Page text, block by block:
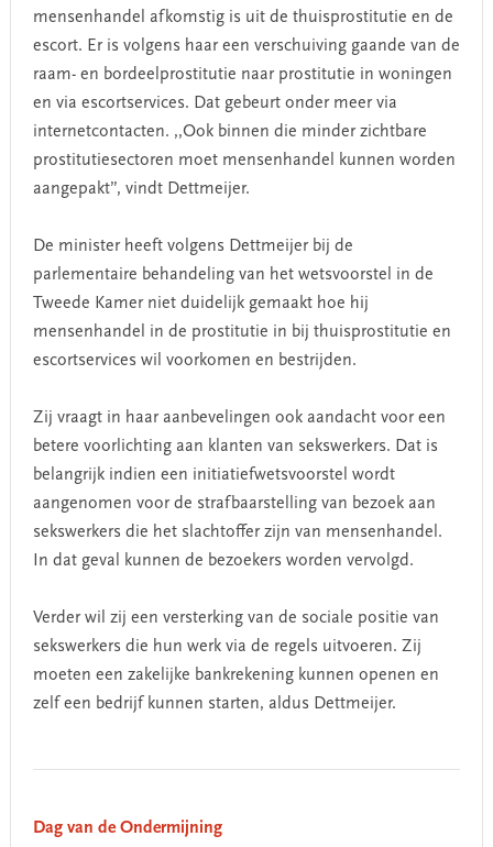
mensenhandel afkomstig is uit de thuisprostitutie en de
escort. Er is volgens haar een verschuiving gaande van de
raam- en bordeelprostitutie naar prostitutie in woningen
en via escortservices. Dat gebeurt onder meer via
internetcontacten. ,,Ook binnen die minder zichtbare
prostitutiesectoren moet mensenhandel kunnen worden
aangepakt”, vindt Dettmeijer.
De minister heeft volgens Dettmeijer bij de
parlementaire behandeling van het wetsvoorstel in de
Tweede Kamer niet duidelijk gemaakt hoe hij
mensenhandel in de prostitutie in bij thuisprostitutie en
escortservices wil voorkomen en bestrijden.
Zij vraagt in haar aanbevelingen ook aandacht voor een
betere voorlichting aan klanten van sekswerkers. Dat is
belangrijk indien een initiatiefwetsvoorstel wordt
aangenomen voor de strafbaarstelling van bezoek aan
sekswerkers die het slachtoffer zijn van mensenhandel.
In dat geval kunnen de bezoekers worden vervolgd.
Verder wil zij een versterking van de sociale positie van
sekswerkers die hun werk via de regels uitvoeren. Zij
moeten een zakelijke bankrekening kunnen openen en
zelf een bedrijf kunnen starten, aldus Dettmeijer.
Dag van de Ondermijning